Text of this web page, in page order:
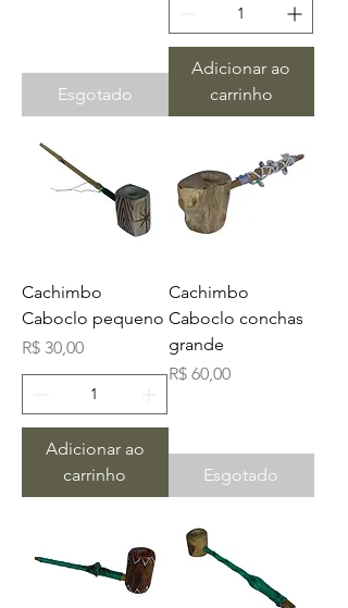
Esgotado
Adicionar ao
carrinho
Cachimbo
Caboclo pequeno
Preço
R$ 30,00
Adicionar ao
carrinho
Cachimbo
Caboclo conchas
grande
Preço
R$ 60,00
Esgotado